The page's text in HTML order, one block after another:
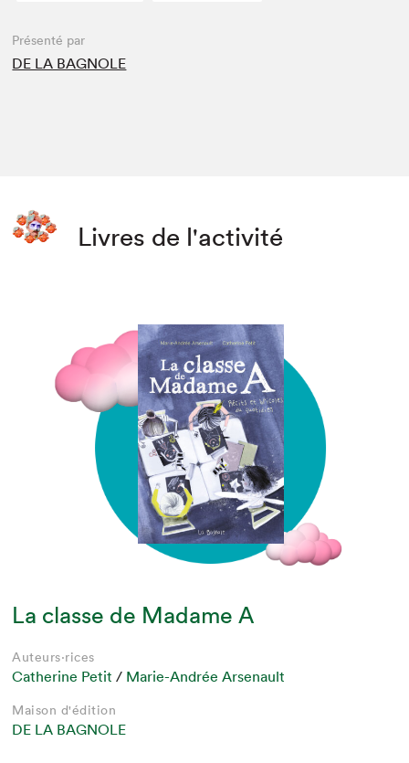
Présenté par
DE LA BAGNOLE
Livres de l'activité
La classe de Madame A
Auteurs·rices
Catherine Petit / Marie-Andrée Arsenault
Maison d'édition
DE LA BAGNOLE